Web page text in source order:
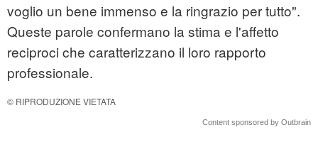
voglio un bene immenso e la ringrazio per tutto".
Queste parole confermano la stima e l'affetto
reciproci che caratterizzano il loro rapporto
professionale.
© RIPRODUZIONE VIETATA
Content sponsored by Outbrain